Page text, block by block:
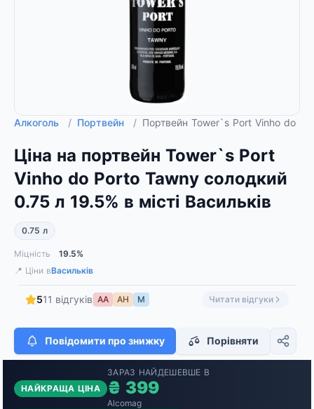
Алкоголь / Портвейн / Портвейн Tower`s Port Vinho do
Ціна на портвейн Tower`s Port
Vinho do Porto Tawny солодкий
0.75 л 19.5% в місті Васильків
0.75 л
Міцність
19.5%
📍 Ціни вВасильків
511 відгуків АА АН М Читати відгуки
Повідомити про знижку Порівняти
НАЙКРАЩА ЦІНА
ЗАРАЗ НАЙДЕШЕВШЕ В
₴ 399
Alcomag